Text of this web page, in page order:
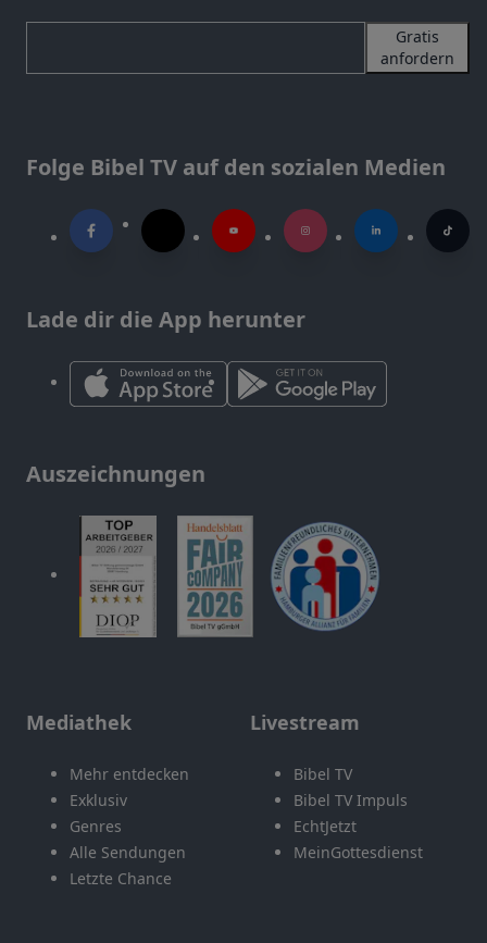
Gratis
anfordern
Folge Bibel TV auf den sozialen Medien
Lade dir die App herunter
Auszeichnungen
Mediathek
Mehr entdecken
Exklusiv
Genres
Alle Sendungen
Letzte Chance
Livestream
Bibel TV
Bibel TV Impuls
EchtJetzt
MeinGottesdienst